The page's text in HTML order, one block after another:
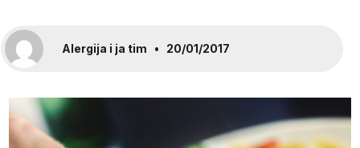
Alergija i ja tim • 20/01/2017